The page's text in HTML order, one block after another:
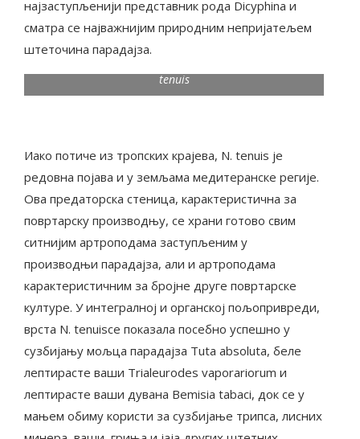
најзаступљенији представник рода Dicyphina и
сматра се најважнијим природним непријатељем
штеточина парадајза.
tenuis
Иако потиче из тропских крајева, N. tenuis је
редовна појава и у земљама медитеранске регије.
Ова предаторска стеница, карактеристична за
повртарску производњу, се храни готово свим
ситнијим артроподама заступљеним у
производњи парадајза, али и артроподама
карактеристичним за бројне друге повртарске
културе. У интегралној и органској пољопривреди,
врста N. tenuisсе показала посебно успешно у
сузбијању мољца парадајза Tuta absoluta, беле
лептирасте ваши Trialeurodes vaporariorum и
лептирасте ваши дувана Bemisia tabaci, док се у
мањем обиму користи за сузбијање трипса, лисних